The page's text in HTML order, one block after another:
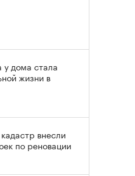
у дома стала
жизни в
внесли
по реновации